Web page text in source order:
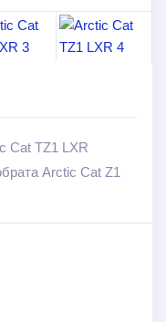
Cat TZ1 LXR
Arctic Cat Z1
турбонаддува,
же это 4-
туристической